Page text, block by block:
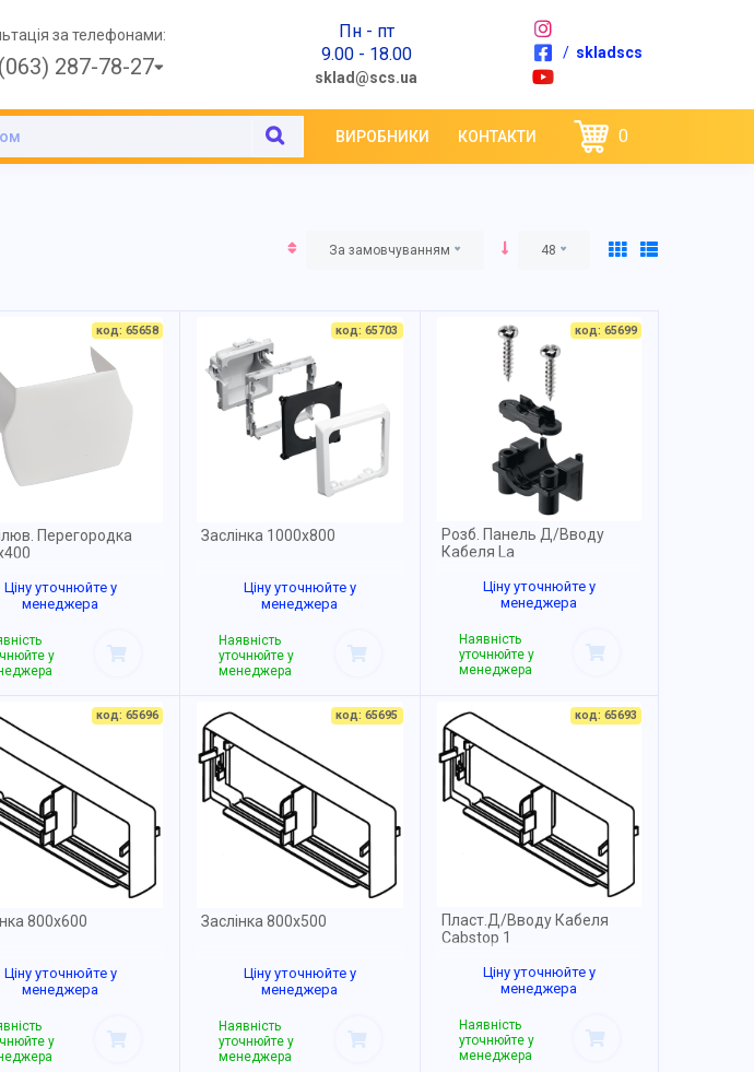
за телефонами:
(063) 287-78-27
Пн - пт
9.00 - 18.00
sklad@scs.ua
/ skladscs
ВИРОБНИКИ КОНТАКТИ 0
За замовчуванням 48
код: 65658
Перегородка
Ціну уточнюйте у
менеджера
у
код: 65703
Заслінка 1000x800
Ціну уточнюйте у
менеджера
Наявність
уточнюйте у
менеджера
код: 65699
Розб. Панель Д/Вводу
Кабеля La
Ціну уточнюйте у
менеджера
Наявність
уточнюйте у
менеджера
код: 65696
800x600
Ціну уточнюйте у
менеджера
у
код: 65695
Заслінка 800x500
Ціну уточнюйте у
менеджера
Наявність
уточнюйте у
менеджера
код: 65693
Пласт.Д/Вводу Кабеля
Cabstop 1
Ціну уточнюйте у
менеджера
Наявність
уточнюйте у
менеджера